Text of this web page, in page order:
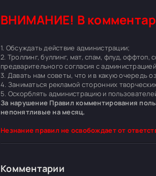
ВНИМАНИЕ! В
1. Обсуждать действие администрации;
2. Троллинг, буллинг, мат, спам, флуд,
предварительного согласия с
3. Давать нам советы, что и в какую очередь
4. Заниматься рекламой сторонних
5. Оскорблять администрацию и
За нарушение Правил комментирования
непонятливые на месяц.
Незнание правил не освобождает от
Комментарии